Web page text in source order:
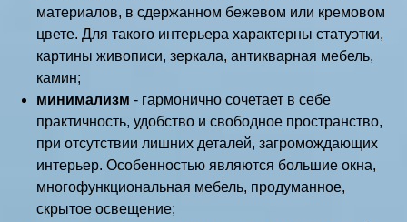
материалов, в сдержанном бежевом или кремовом
цвете. Для такого интерьера характерны статуэтки,
картины живописи, зеркала, антикварная мебель,
камин;
минимализм - гармонично сочетает в себе
практичность, удобство и свободное пространство,
при отсутствии лишних деталей, загромождающих
интерьер. Особенностью являются большие окна,
многофункциональная мебель, продуманное,
скрытое освещение;